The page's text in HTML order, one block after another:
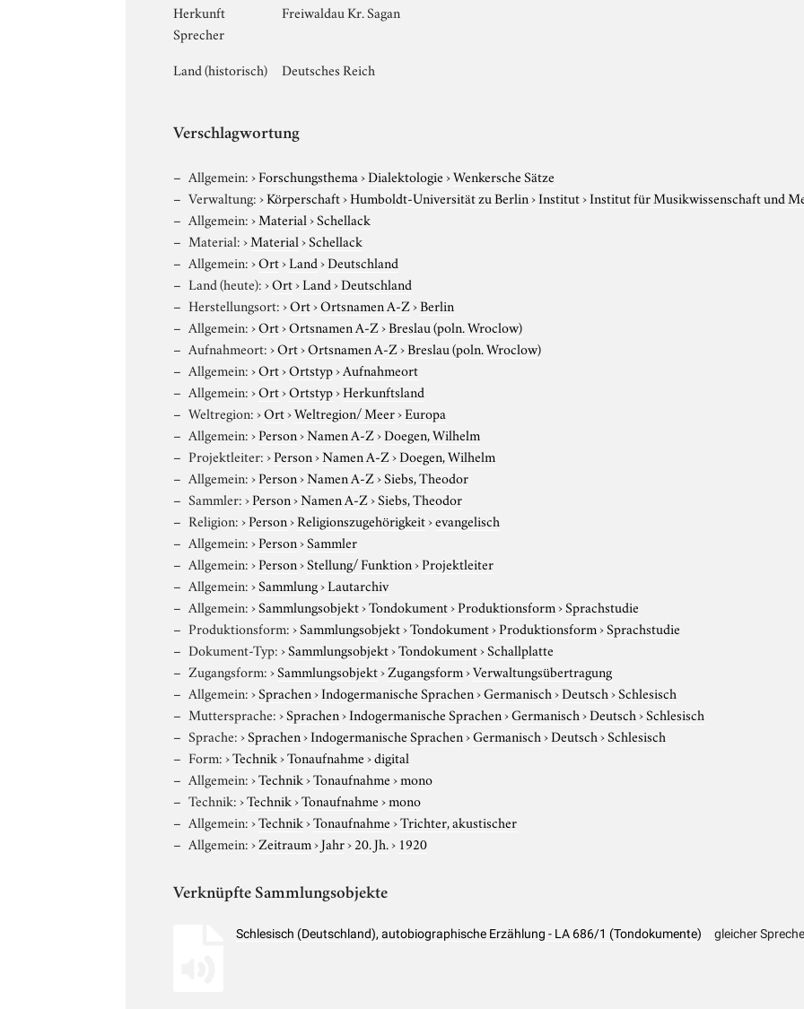
Herkunft
Sprecher
Freiwaldau Kr. Sagan
Land (historisch) Deutsches Reich
Verschlagwortung
Allgemein:›Forschungsthema›Dialektologie›Wenkersche Sätze
Verwaltung:›Körperschaft›Humboldt-Universität zu Berlin›Institut›Institut für Musikwissenschaft und
Allgemein:›Material›Schellack
Material:›Material›Schellack
Allgemein:›Ort›Land›Deutschland
Land (heute):›Ort›Land›Deutschland
Herstellungsort:›Ort›Ortsnamen A-Z›Berlin
Allgemein:›Ort›Ortsnamen A-Z›Breslau (poln. Wroclow)
Aufnahmeort:›Ort›Ortsnamen A-Z›Breslau (poln. Wroclow)
Allgemein:›Ort›Ortstyp›Aufnahmeort
Allgemein:›Ort›Ortstyp›Herkunftsland
Weltregion:›Ort›Weltregion/ Meer›Europa
Allgemein:›Person›Namen A-Z›Doegen, Wilhelm
Projektleiter:›Person›Namen A-Z›Doegen, Wilhelm
Allgemein:›Person›Namen A-Z›Siebs, Theodor
Sammler:›Person›Namen A-Z›Siebs, Theodor
Religion:›Person›Religionszugehörigkeit›evangelisch
Allgemein:›Person›Sammler
Allgemein:›Person›Stellung/ Funktion›Projektleiter
Allgemein:›Sammlung›Lautarchiv
Allgemein:›Sammlungsobjekt›Tondokument›Produktionsform›Sprachstudie
Produktionsform:›Sammlungsobjekt›Tondokument›Produktionsform›Sprachstudie
Dokument-Typ:›Sammlungsobjekt›Tondokument›Schallplatte
Zugangsform:›Sammlungsobjekt›Zugangsform›Verwaltungsübertragung
Allgemein:›Sprachen›Indogermanische Sprachen›Germanisch›Deutsch›Schlesisch
Muttersprache:›Sprachen›Indogermanische Sprachen›Germanisch›Deutsch›Schlesisch
Sprache:›Sprachen›Indogermanische Sprachen›Germanisch›Deutsch›Schlesisch
Form:›Technik›Tonaufnahme›digital
Allgemein:›Technik›Tonaufnahme›mono
Technik:›Technik›Tonaufnahme›mono
Allgemein:›Technik›Tonaufnahme›Trichter, akustischer
Allgemein:›Zeitraum›Jahr›20. Jh.› 1920
Verknüpfte Sammlungsobjekte
Schlesisch (Deutschland), autobiographische Erzählung - LA 686/1 (Tondokumente) gleicher